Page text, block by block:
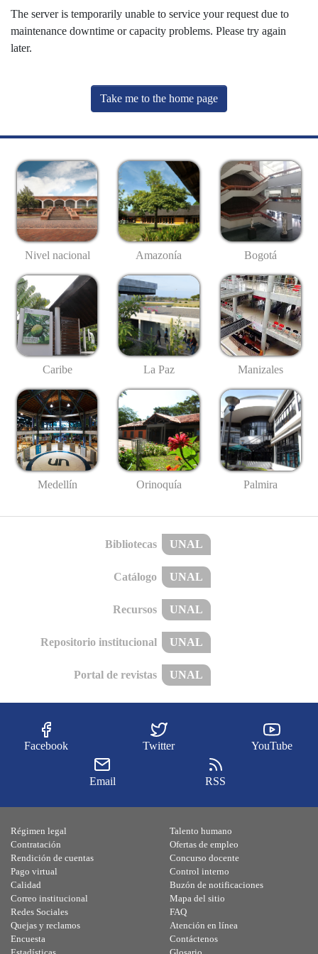
The server is temporarily unable to service your request due to
maintenance downtime or capacity problems. Please try again
later.
Take me to the home page
Nivel nacional Amazonía Bogotá
Caribe La Paz Manizales
Medellín Orinoquía Palmira
Bibliotecas UNAL
Catálogo UNAL
Recursos UNAL
Repositorio institucional UNAL
Portal de revistas UNAL
Facebook Twitter YouTube
Email RSS
Régimen legal
Contratación
Rendición de cuentas
Pago virtual
Calidad
Talento humano
Ofertas de empleo
Concurso docente
Control interno
Buzón de notificaciones
Correo institucional
Redes Sociales
Quejas y reclamos
Encuesta
Mapa del sitio
FAQ
Atención en línea
Contáctenos